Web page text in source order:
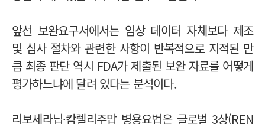
앞선 보완요구서에서는 임상 데이터 자체보다 제조
및 심사 절차와 관련한 사항이 반복적으로 지적된 만
큼 최종 판단 역시 FDA가 제출된 보완 자료를 어떻게
평가하느냐에 달려 있다는 분석이다.
리보세라닙·캄렐리주맙 병용요법은 글로벌 3상(REN